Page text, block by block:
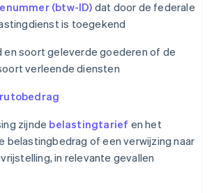
(btw-ID) dat door de federale
is toegekend
en soort geleverde goederen of de
verleende diensten
zijnde belastingtarief en het
belastingbedrag of een verwijzing naar
in relevante gevallen